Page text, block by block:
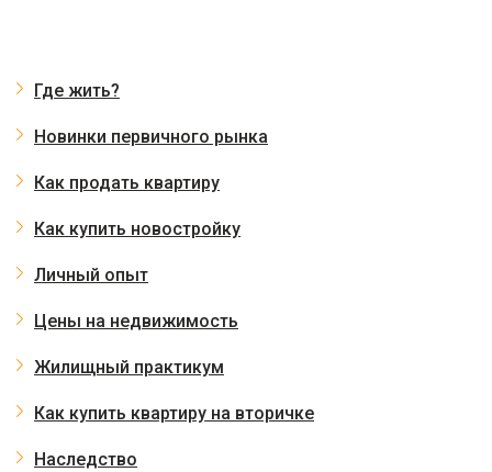
Где жить?
Новинки первичного рынка
Как продать квартиру
Как купить новостройку
Личный опыт
Цены на недвижимость
Жилищный практикум
Как купить квартиру на вторичке
Наследство